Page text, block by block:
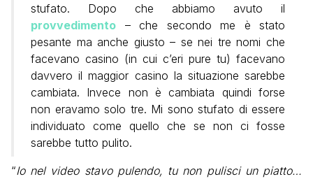
stufato. Dopo che abbiamo avuto il
provvedimento – che secondo me è stato
pesante ma anche giusto – se nei tre nomi che
facevano casino (in cui c’eri pure tu) facevano
davvero il maggior casino la situazione sarebbe
cambiata. Invece non è cambiata quindi forse
non eravamo solo tre. Mi sono stufato di essere
individuato come quello che se non ci fosse
sarebbe tutto pulito.
“Io nel video stavo pulendo, tu non pulisci un piatto…